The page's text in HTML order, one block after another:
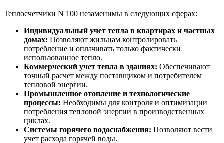
Теплосчетчики N 100 незаменимы в следующих сферах:
Индивидуальный учет тепла в квартирах и частных
домах: Позволяют жильцам контролировать
потребление и оплачивать только фактически
использованное тепло.
Коммерческий учет тепла в зданиях: Обеспечивают
точный расчет между поставщиком и потребителем
тепловой энергии.
Промышленное отопление и технологические
процессы: Необходимы для контроля и оптимизации
потребления тепловой энергии в производственных
циклах.
Системы горячего водоснабжения: Позволяют вести
учет расхода горячей воды.